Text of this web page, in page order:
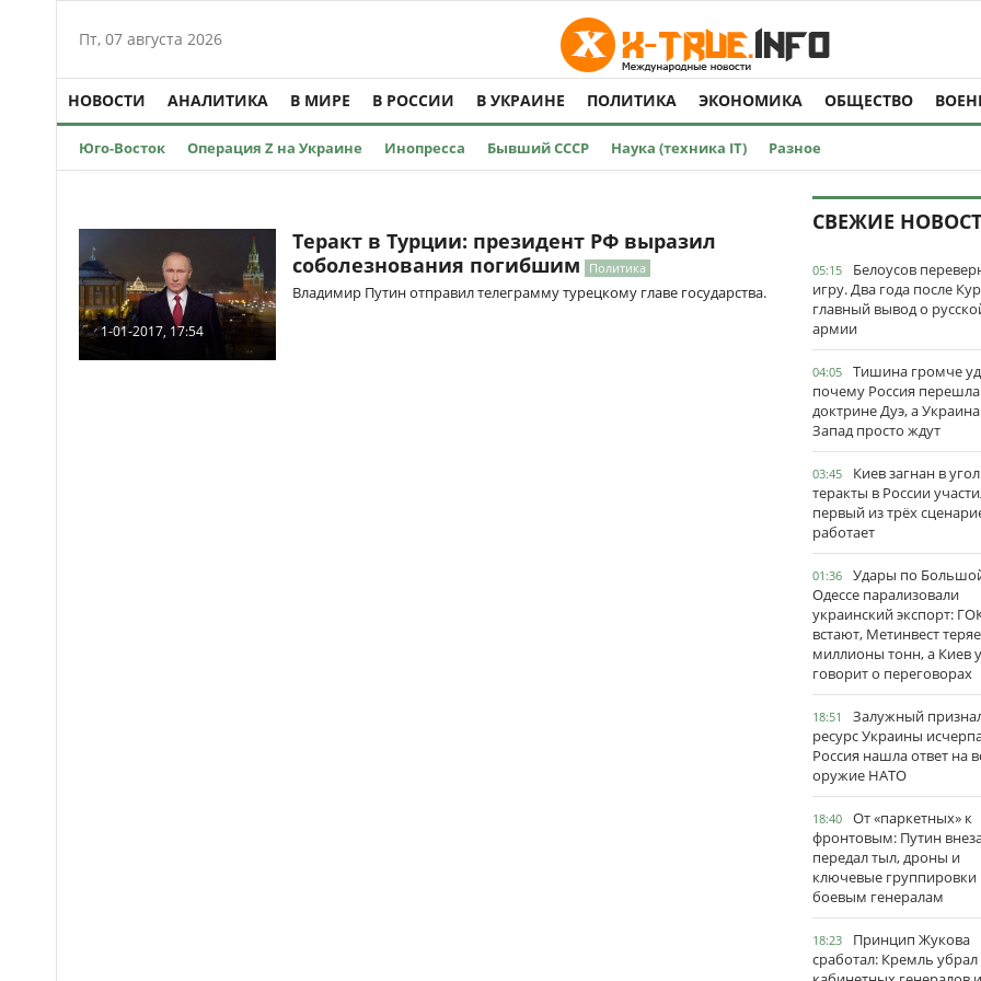
Пт, 07 августа 2026
НОВОСТИ АНАЛИТИКА В МИРЕ В РОССИИ В УКРАИНЕ ПОЛИТИКА ЭКОНОМИКА ОБЩЕСТВО
Юго-Восток Операция Z на Украине Инопресса Бывший СССР Наука (техника IT) Разное
1-01-2017, 17:54
Теракт в Турции: президент РФ выразил
соболезнования погибшим
Политика
Владимир Путин отправил телеграмму турецкому главе государства.
СВЕЖИЕ
05:15
Белоусов
игру. Два года после
главный вывод о
армии
04:05
Тишина громче
почему Россия
доктрине Дуэ, а
Запад просто ждут
03:45
Киев загнан в
теракты в России
первый из трёх
работает
01:36
Удары по
Одессе парализовали
украинский экспорт:
встают, Метинвест
миллионы тонн, а Киев
говорит о переговорах
18:51
Залужный
ресурс Украины
Россия нашла ответ на
оружие НАТО
18:40
От «паркетных» к
фронтовым: Путин
передал тыл, дроны и
ключевые группировки
боевым генералам
18:23
Принцип Жукова
сработал: Кремль убрал